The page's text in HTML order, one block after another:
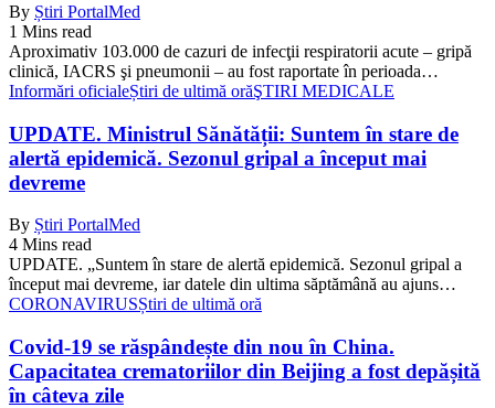
By Știri PortalMed
1 Mins read
Aproximativ 103.000 de cazuri de infecţii respiratorii acute – gripă
clinică, IACRS şi pneumonii – au fost raportate în perioada…
Informări oficialeȘtiri de ultimă orăŞTIRI MEDICALE
UPDATE. Ministrul Sănătății: Suntem în stare de
alertă epidemică. Sezonul gripal a început mai
devreme
By Știri PortalMed
4 Mins read
UPDATE. „Suntem în stare de alertă epidemică. Sezonul gripal a
început mai devreme, iar datele din ultima săptămână au ajuns…
CORONAVIRUSȘtiri de ultimă oră
Covid-19 se răspândește din nou în China.
Capacitatea crematoriilor din Beijing a fost depășită
în câteva zile